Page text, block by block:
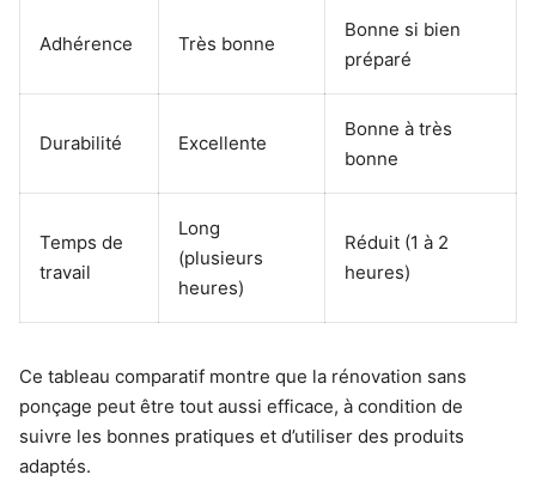
Adhérence Très bonne
Bonne si bien
préparé
Durabilité Excellente
Bonne à très
bonne
Temps de
travail
Long
(plusieurs
heures)
Réduit (1 à 2
heures)
Ce tableau comparatif montre que la rénovation sans
ponçage peut être tout aussi efficace, à condition de
suivre les bonnes pratiques et d’utiliser des produits
adaptés.